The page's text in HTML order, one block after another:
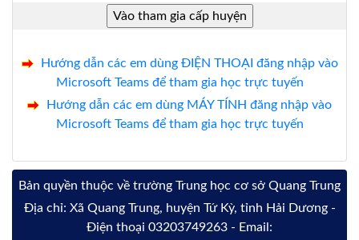
Hướng dẫn các em dùng ĐIỆN THOẠI đăng nhập vào
Microsoft Teams để tham gia học trực tuyến
Hướng dẫn các em dùng MÁY TÍNH đăng nhập vào
Microsoft Teams để tham gia học trực tuyến
Bản quyền thuộc về trường Trung học cơ sở Quang Trung
Địa chỉ: Xã Quang Trung, huyện Tứ Kỳ, tỉnh Hải Dương -
Điện thoại 03203749263 - Email: